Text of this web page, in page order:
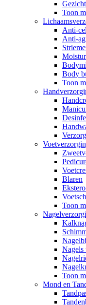
Toon
Anti-
Anti-
Body
Toon
Blaren
Toon
Nagels
Toon
Mond en